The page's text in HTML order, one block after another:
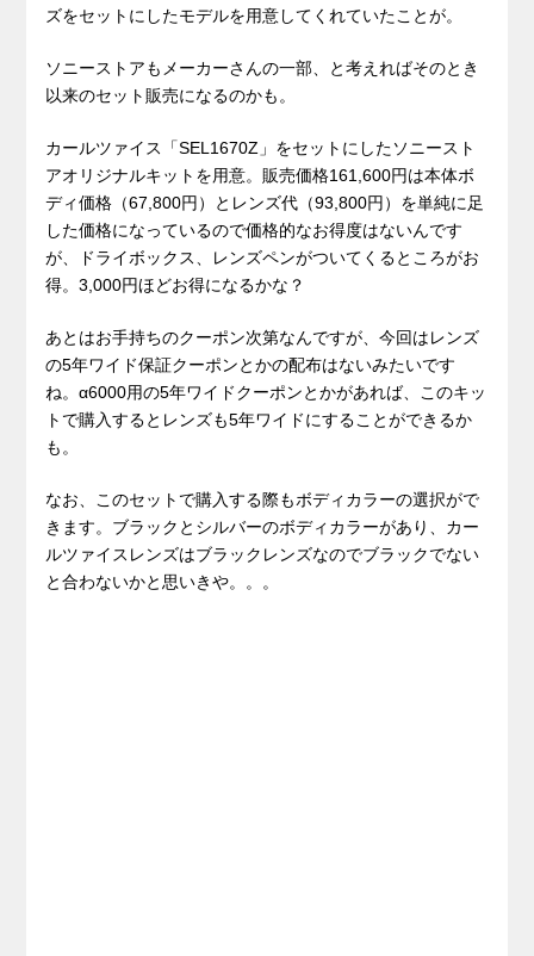
ズをセットにしたモデルを用意してくれていたことが。
ソニーストアもメーカーさんの一部、と考えればそのとき
以来のセット販売になるのかも。
カールツァイス「SEL1670Z」をセットにしたソニースト
アオリジナルキットを用意。販売価格161,600円は本体ボ
ディ価格（67,800円）とレンズ代（93,800円）を単純に足
した価格になっているので価格的なお得度はないんです
が、ドライボックス、レンズペンがついてくるところがお
得。3,000円ほどお得になるかな？
あとはお手持ちのクーポン次第なんですが、今回はレンズ
の5年ワイド保証クーポンとかの配布はないみたいです
ね。α6000用の5年ワイドクーポンとかがあれば、このキッ
トで購入するとレンズも5年ワイドにすることができるか
も。
なお、このセットで購入する際もボディカラーの選択がで
きます。ブラックとシルバーのボディカラーがあり、カー
ルツァイスレンズはブラックレンズなのでブラックでない
と合わないかと思いきや。。。